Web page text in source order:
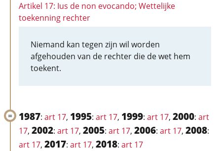
Artikel 17: Ius de non evocando; Wettelijke
toekenning rechter
Niemand kan tegen zijn wil worden
afgehouden van de rechter die de wet hem
toekent.
1987: art 17, 1995: art 17, 1999: art 17, 2000: art
17, 2002: art 17, 2005: art 17, 2006: art 17, 2008:
art 17, 2017: art 17, 2018: art 17